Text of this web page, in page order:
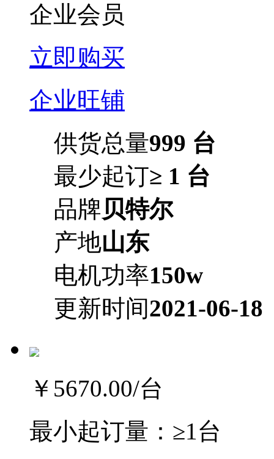
企业会员
立即购买
企业旺铺
供货总量999 台
最少起订≥ 1 台
品牌 贝特尔
产地山东
电机功率150w
更新时间2021-06-18
￥5670.00/台
最小起订量： ≥1台